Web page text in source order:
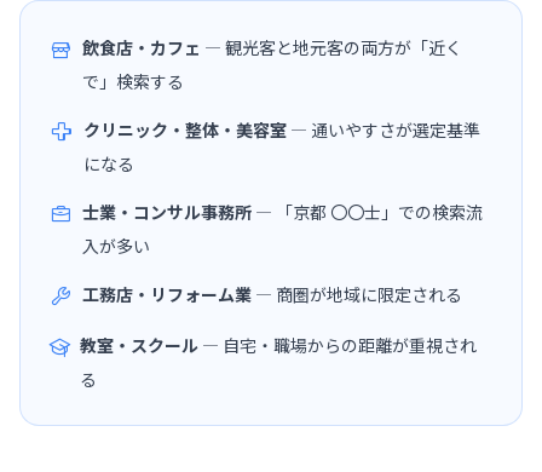
飲食店・カフェ — 観光客と地元客の両方が「近く
で」検索する
クリニック・整体・美容室 — 通いやすさが選定基準
になる
士業・コンサル事務所 — 「京都 〇〇士」での検索流
入が多い
工務店・リフォーム業 — 商圏が地域に限定される
教室・スクール — 自宅・職場からの距離が重視され
る